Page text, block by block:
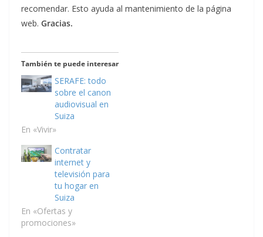
recomendar. Esto ayuda al mantenimiento de la página
web. Gracias.
También te puede interesar
SERAFE: todo
sobre el canon
audiovisual en
Suiza
En «Vivir»
Contratar
internet y
televisión para
tu hogar en
Suiza
En «Ofertas y
promociones»